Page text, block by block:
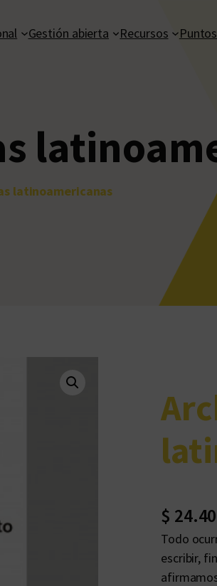
Gestión abierta Recursos
latinoamericanas
$
Todo
escribir,